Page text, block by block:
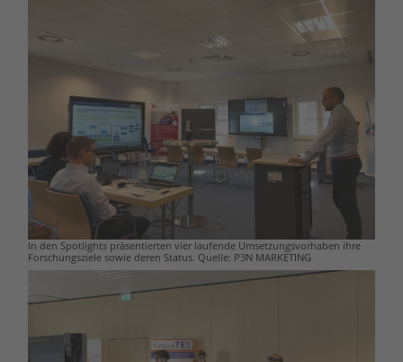
In den Spotlights präsentierten vier laufende Umsetzungsvorhaben ihre
Forschungsziele sowie deren Status. Quelle: P3N MARKETING